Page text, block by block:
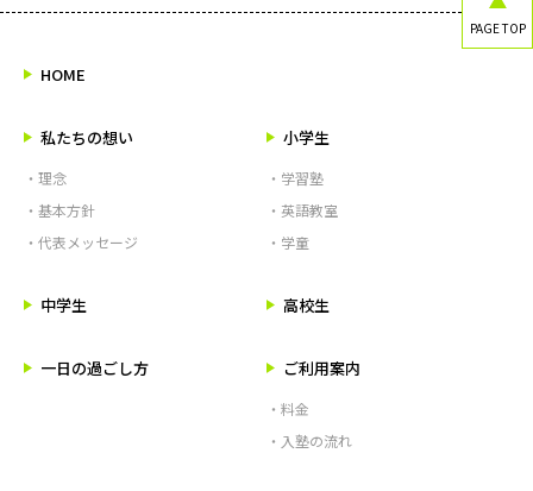
PAGE TOP
HOME
私たちの想い
・理念
・基本方針
・代表メッセージ
小学生
・学習塾
・英語教室
・学童
中学生 高校生
一日の過ごし方 ご利用案内
・料金
・入塾の流れ